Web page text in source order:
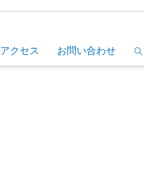
アクセス お問い合わせ